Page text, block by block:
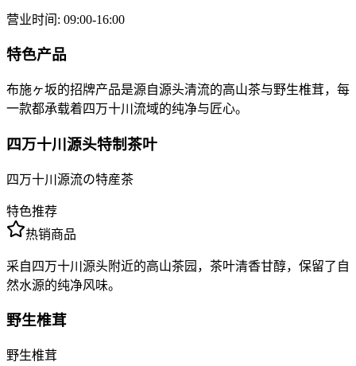
营业时间 : 09:00-16:00
特色产品
布施ヶ坂的招牌产品是源自源头清流的高山茶与野生椎茸，每
一款都承载着四万十川流域的纯净与匠心。
四万十川源头特制茶叶
四万十川源流の特産茶
特色推荐
热销商品
采自四万十川源头附近的高山茶园，茶叶清香甘醇，保留了自
然水源的纯净风味。
野生椎茸
野生椎茸